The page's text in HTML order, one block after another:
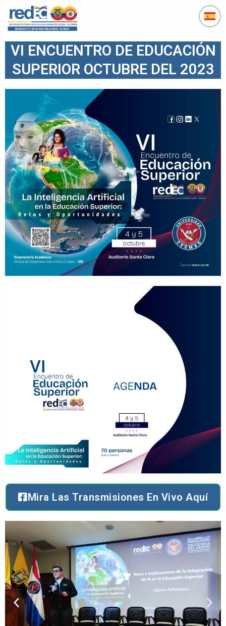
contenido
VI ENCUENTRO DE EDUCACIÓN
SUPERIOR OCTUBRE DEL 2023
Mira Las Transmisiones En Vivo Aquí